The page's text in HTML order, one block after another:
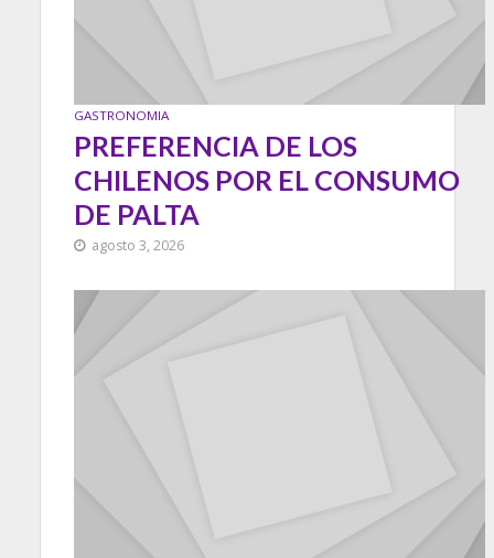
GASTRONOMIA
PREFERENCIA DE LOS
CHILENOS POR EL CONSUMO
DE PALTA
agosto 3, 2026